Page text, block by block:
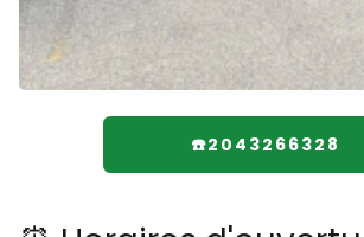
☎️2043266328